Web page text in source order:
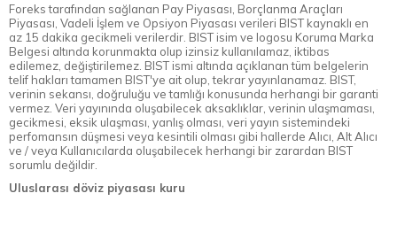
Foreks tarafından sağlanan Pay Piyasası, Borçlanma Araçları
Piyasası, Vadeli İşlem ve Opsiyon Piyasası verileri BIST kaynaklı en
az 15 dakika gecikmeli verilerdir. BIST isim ve logosu Koruma Marka
Belgesi altında korunmakta olup izinsiz kullanılamaz, iktibas
edilemez, değiştirilemez. BIST ismi altında açıklanan tüm belgelerin
telif hakları tamamen BIST'ye ait olup, tekrar yayınlanamaz. BIST,
verinin sekansı, doğruluğu ve tamlığı konusunda herhangi bir garanti
vermez. Veri yayınında oluşabilecek aksaklıklar, verinin ulaşmaması,
gecikmesi, eksik ulaşması, yanlış olması, veri yayın sistemindeki
perfomansın düşmesi veya kesintili olması gibi hallerde Alıcı, Alt Alıcı
ve / veya Kullanıcılarda oluşabilecek herhangi bir zarardan BIST
sorumlu değildir.
Uluslarası döviz piyasası kuru